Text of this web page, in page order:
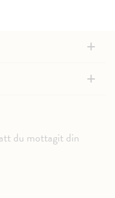
+
+
du mottagit din